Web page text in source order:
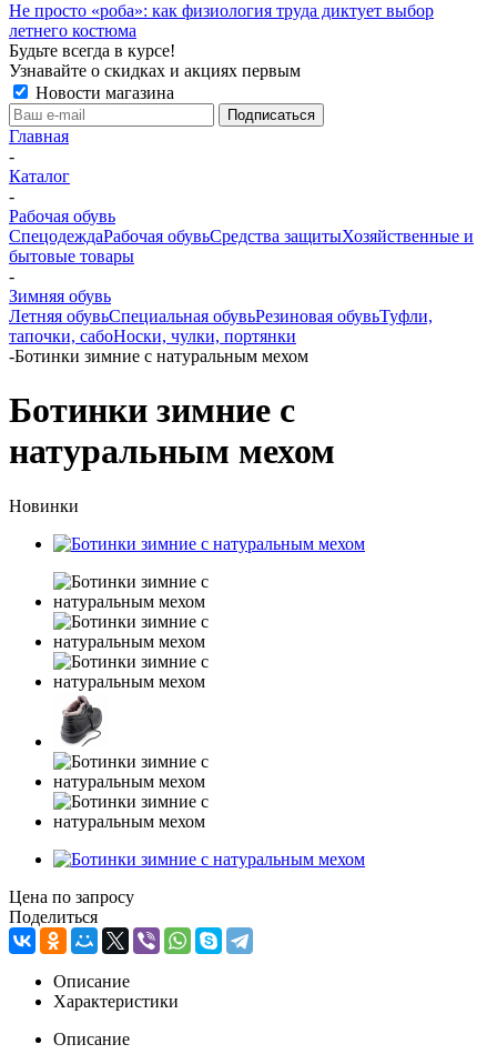
Не просто «роба»: как физиология труда диктует выбор
летнего костюма
Будьте всегда в курсе!
Узнавайте о скидках и акциях первым
Новости магазина
Главная
-
Каталог
-
Рабочая обувь
СпецодеждаРабочая обувьСредства защитыХозяйственные и
бытовые товары
-
Зимняя обувь
Летняя обувьСпециальная обувьРезиновая обувьТуфли,
тапочки, сабоНоски, чулки, портянки
-Ботинки зимние с натуральным мехом
Ботинки зимние с
натуральным мехом
Новинки
Цена по запросу
Поделиться
Описание
Характеристики
Описание